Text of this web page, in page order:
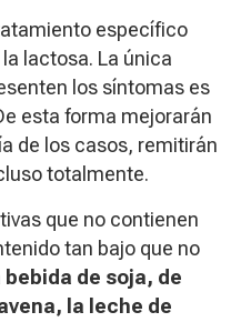
específico
lactosa. La única
los síntomas es
esta forma mejorarán
de los casos, remitirán
totalmente.
que no contienen
tan bajo que no
bebida de soja, de
la leche de